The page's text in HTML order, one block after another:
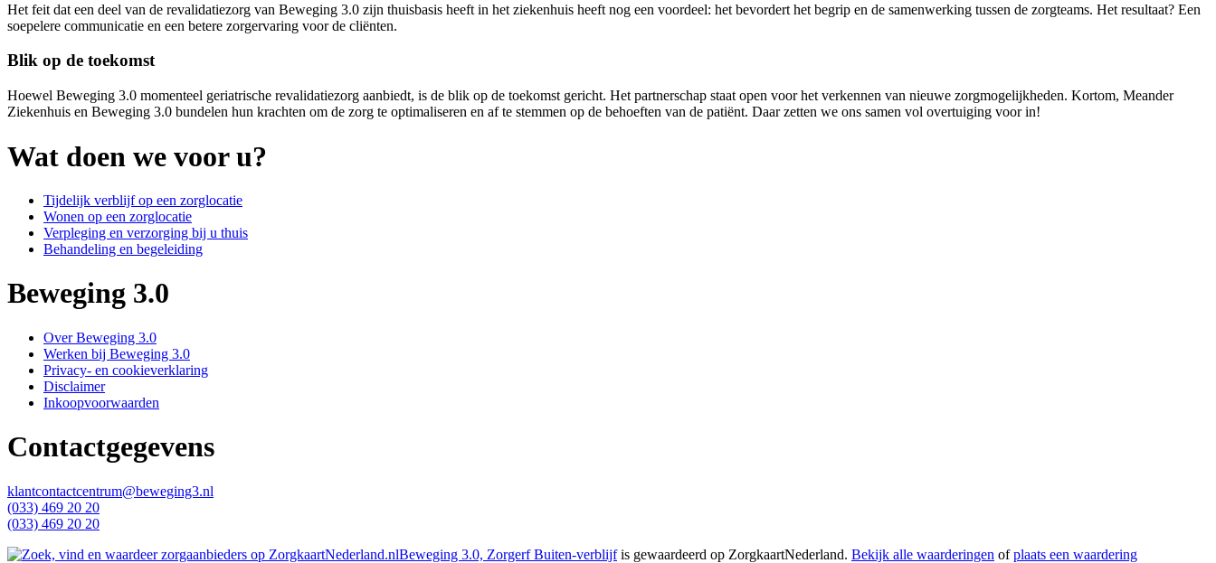
Het feit dat een deel van de revalidatiezorg van Beweging 3.0 zijn thuisbasis heeft in het ziekenhuis heeft nog een voordeel: het bevordert het begrip en de samenwerking tussen de zorgteams. Het resultaat? Een
soepelere communicatie en een betere zorgervaring voor de cliënten.
Blik op de toekomst
Hoewel Beweging 3.0 momenteel geriatrische revalidatiezorg aanbiedt, is de blik op de toekomst gericht. Het partnerschap staat open voor het verkennen van nieuwe zorgmogelijkheden. Kortom, Meander
Ziekenhuis en Beweging 3.0 bundelen hun krachten om de zorg te optimaliseren en af te stemmen op de behoeften van de patiënt. Daar zetten we ons samen vol overtuiging voor in!
Wat doen we voor u?
Tijdelijk verblijf op een zorglocatie
Wonen op een zorglocatie
Verpleging en verzorging bij u thuis
Behandeling en begeleiding
Beweging 3.0
Over Beweging 3.0
Werken bij Beweging 3.0
Privacy- en cookieverklaring
Disclaimer
Inkoopvoorwaarden
Contactgegevens
klantcontactcentrum@beweging3.nl
(033) 469 20 20
(033) 469 20 20
Beweging 3.0, Zorgerf Buiten-verblijfis gewaardeerd op ZorgkaartNederland. Bekijk alle waarderingen ofplaats een waardering